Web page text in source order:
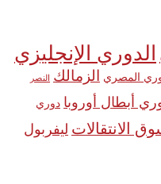
الدوري الإنجليزي
المصري الزمالك النصر
أبطال أوروبا دوري
الانتقالات ليفربول